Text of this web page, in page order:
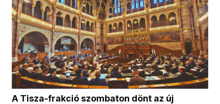
A Tisza-frakció szombaton dönt az új